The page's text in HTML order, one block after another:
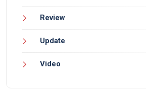
Review
Update
Video